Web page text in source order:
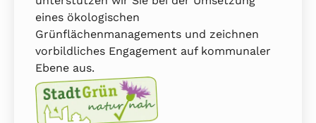
eines ökologischen
Grünflächenmanagements und zeichnen
vorbildliches Engagement auf kommunaler
Ebene aus.